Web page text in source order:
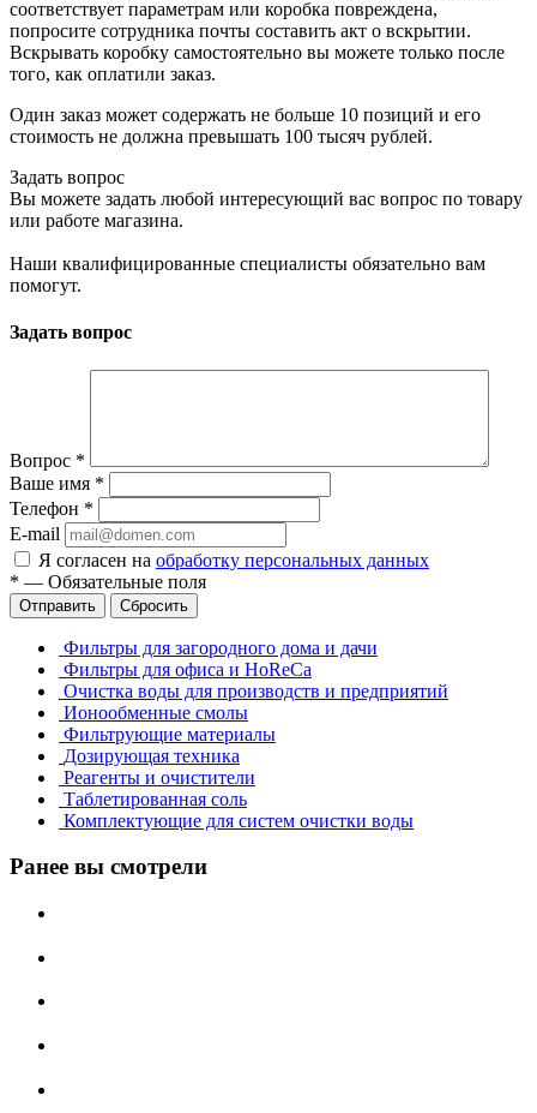
соответствует параметрам или коробка повреждена,
попросите сотрудника почты составить акт о вскрытии.
Вскрывать коробку самостоятельно вы можете только после
того, как оплатили заказ.
Один заказ может содержать не больше 10 позиций и его
стоимость не должна превышать 100 тысяч рублей.
Задать вопрос
Вы можете задать любой интересующий вас вопрос по товару
или работе магазина.
Наши квалифицированные специалисты обязательно вам
помогут.
Задать вопрос
Вопрос *
Ваше имя *
Телефон *
E-mail
Я согласен на обработку персональных данных
* — Обязательные поля
Отправить Сбросить
Фильтры для загородного дома и дачи
Фильтры для офиса и HoReCa
Очистка воды для производств и предприятий
Ионообменные смолы
Фильтрующие материалы
Дозирующая техника
Реагенты и очистители
Таблетированная соль
Комплектующие для систем очистки воды
Ранее вы смотрели